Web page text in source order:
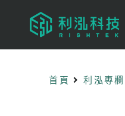
首頁 利泓專欄